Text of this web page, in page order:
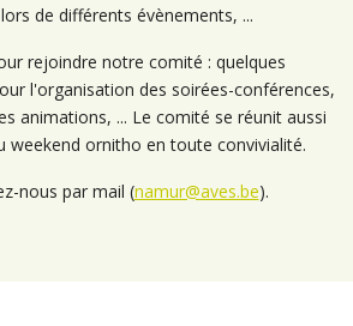
de différents évènements, ...
rejoindre notre comité : quelques
l'organisation des soirées-conférences,
animations, ... Le comité se réunit aussi
weekend ornitho en toute convivialité.
nous par mail (namur@aves.be).